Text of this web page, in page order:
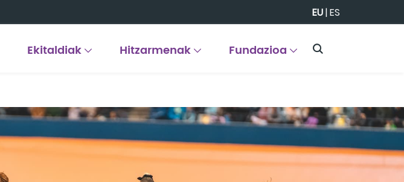
EU|ES
Ekitaldiak Hitzarmenak Fundazioa